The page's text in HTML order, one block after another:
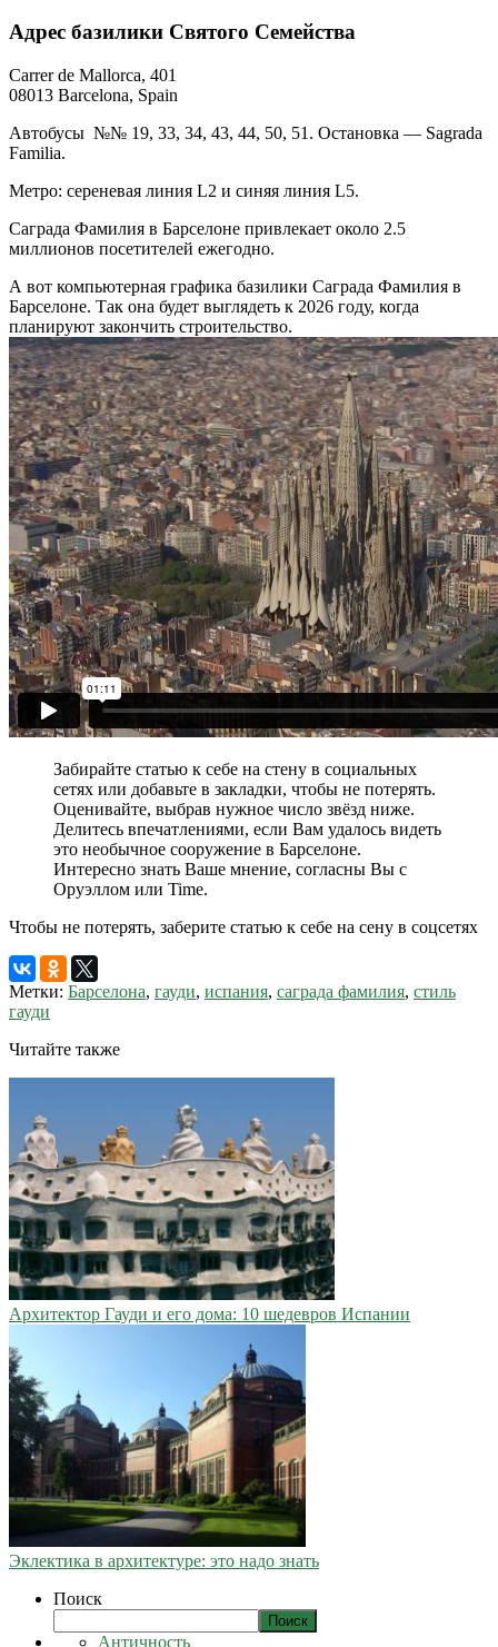
Адрес базилики Святого Семейства
Carrer de Mallorca, 401
08013 Barcelona, Spain
Автобусы №№ 19, 33, 34, 43, 44, 50, 51. Остановка — Sagrada
Familia.
Метро: сереневая линия L2 и синяя линия L5.
Саграда Фамилия в Барселоне привлекает около 2.5
миллионов посетителей ежегодно.
А вот компьютерная графика базилики Саграда Фамилия в
Барселоне. Так она будет выглядеть к 2026 году, когда
планируют закончить строительство.
Забирайте статью к себе на стену в социальных
сетях или добавьте в закладки, чтобы не потерять.
Оценивайте, выбрав нужное число звёзд ниже.
Делитесь впечатлениями, если Вам удалось видеть
это необычное сооружение в Барселоне.
Интересно знать Ваше мнение, согласны Вы с
Оруэллом или Time.
Чтобы не потерять, заберите статью к себе на сену в соцсетях
Метки: Барселона, гауди, испания, саграда фамилия, стиль
гауди
Читайте также
Архитектор Гауди и его дома: 10 шедевров Испании
Эклектика в архитектуре: это надо знать
Поиск
Поиск
Античность